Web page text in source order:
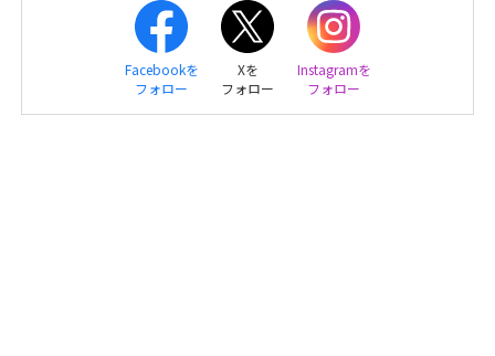
Facebookを
フォロー
Xを
フォロー
Instagramを
フォロー